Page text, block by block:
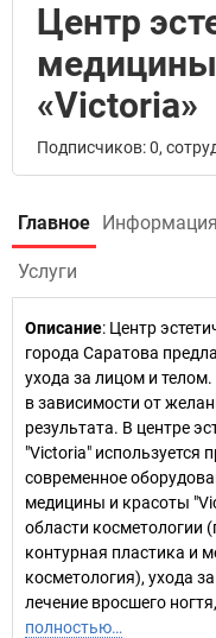
Центр
«Victoria»
Подписчиков: 0,
Главное Информация
Услуги
Описание: Центр
города Саратова
ухода за лицом и
в зависимости от
результата. В центре
"Victoria" используется
современное
медицины и красоты
области косметологии
контурная пластика и
косметология), ухода
лечение вросшего
полностью…